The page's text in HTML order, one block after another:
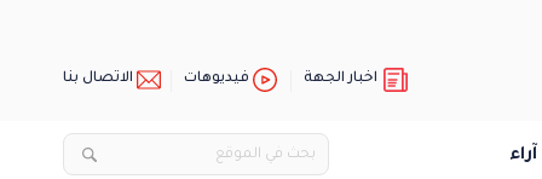
اخبار الجهة فيديوهات الاتصال بنا
آراء